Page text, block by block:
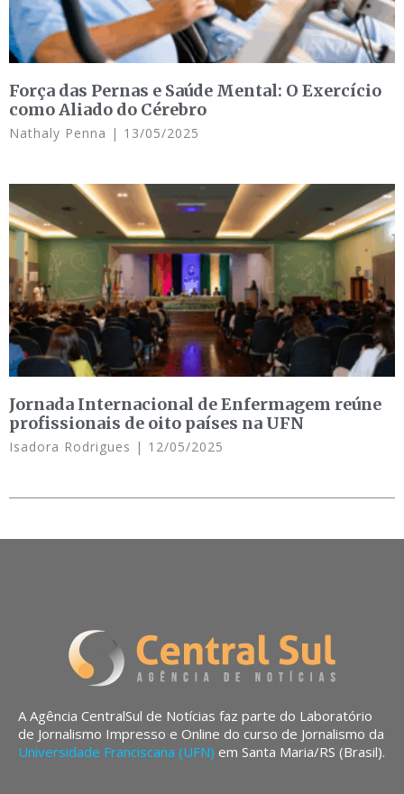
Força das Pernas e Saúde Mental: O Exercício
como Aliado do Cérebro
Nathaly Penna 13/05/2025
Jornada Internacional de Enfermagem reúne
profissionais de oito países na UFN
Isadora Rodrigues 12/05/2025
A Agência CentralSul de Notícias faz parte do Laboratório
de Jornalismo Impresso e Online do curso de Jornalismo da
Universidade Franciscana (UFN) em Santa Maria/RS (Brasil).